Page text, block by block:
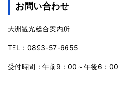
お問い合わせ
大洲観光総合案内所
TEL：0893-57-6655
受付時間：午前9：00～午後6：00